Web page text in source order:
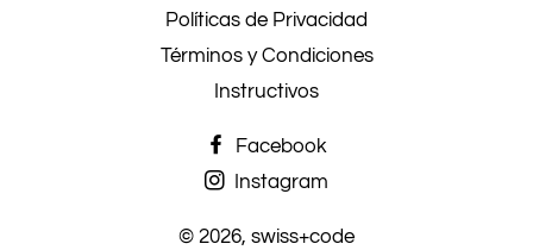
Políticas de Privacidad
Términos y Condiciones
Instructivos
Facebook
Instagram
© 2026, swiss+code